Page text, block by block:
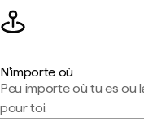
N'importe où
Peu importe où tu es ou
pour toi.